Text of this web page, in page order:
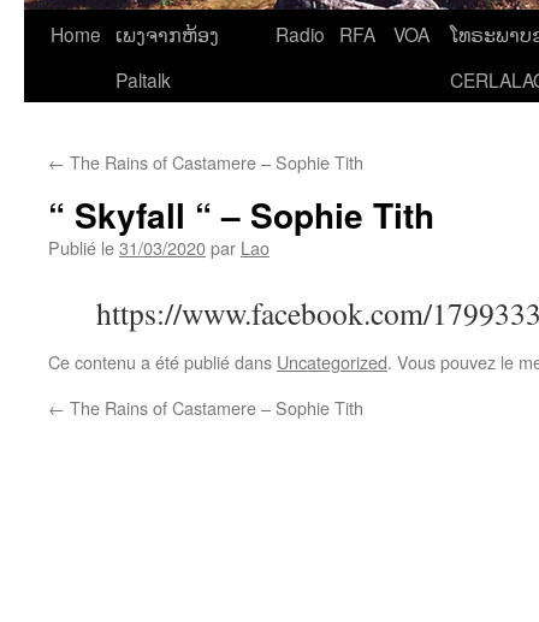
Home
ເພງຈາກຫ້ອງ
Paltalk
Radio RFA VOA
ໂທຣະພາບ
← The Rains of Castamere – Sophie Tith
“ Skyfall “ – Sophie Tith
Publié le31/03/2020par Lao
https://www.facebook.com/
Ce contenu a été publié dans Uncategorized. Vous pouvez le
← The Rains of Castamere – Sophie Tith